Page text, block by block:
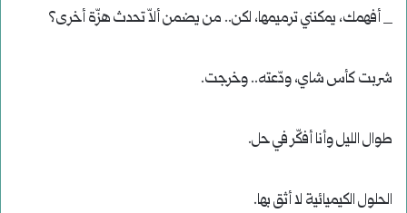
_ أفهمك، يمكنني ترميمها، لكن.. من يضمن ألاّ تحدث هزّة أخرى؟
شربت كأس شاي، ودّعته.. وخرجت.
طوال الليل وأنا أفكّر في حل.
الحلول الكيميائية لا أثق بها.